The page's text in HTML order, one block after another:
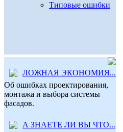
Типовые ошибки
ЛОЖНАЯ ЭКОНОМИЯ...
Об ошибках проектирования,
монтажа и выбора системы
фасадов.
А ЗНАЕТЕ ЛИ ВЫ ЧТО...